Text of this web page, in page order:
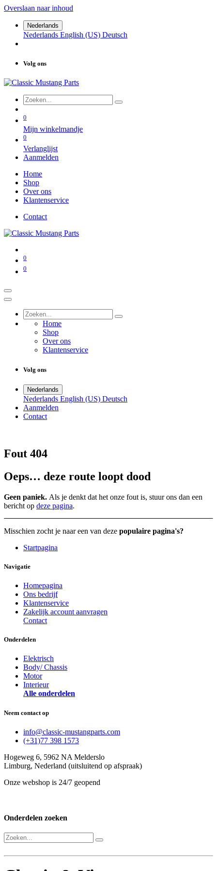
Overslaan naar inhoud
Nederlands
Nederlands English (US) Deutsch
Volg ons
0
Mijn winkelmandje
0
Verlanglijst
Aanmelden
Home
Shop
Over ons
Klantenservice
Contact
0
0
Home
Shop
Over ons
Klantenservice
Volg ons
Nederlands
Nederlands English (US) Deutsch
Aanmelden
Contact
Fout 404
Oeps… deze route loopt dood
Geen paniek. Als je denkt dat het onze fout is, stuur ons dan een
bericht op deze pagina.
Misschien zocht je naar een van deze populaire pagina's?
Startpagina
Navigatie
Homepagina
Ons bedrijf
Klantenservice
Zakelijk account aanvragen
Contact
Onderdelen
Elektrisch
Body/ Chassis
Motor
Interieur
Alle onderdelen
Neem contact op
info@classic-mustangparts.com
(+31)77 398 1573
Hogeweg 6, 5962 NA Melderslo
Limburg, Nederland (uitsluitend op afspraak)
Onze webshop is 24/7 geopend
Onderdelen zoeken